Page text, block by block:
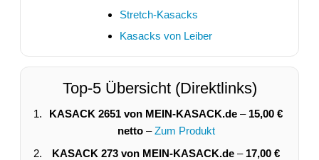
Stretch-Kasacks
Kasacks von Leiber
Top-5 Übersicht (Direktlinks)
KASACK 2651 von MEIN-KASACK.de – 15,00 €
netto–Zum Produkt
KASACK 273 von MEIN-KASACK.de – 17,00 €